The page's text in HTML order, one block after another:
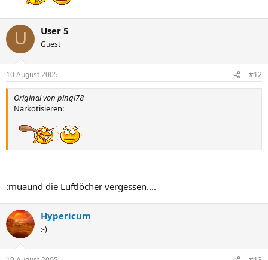
U User 5
Guest
10 August 2005 #12
Original von pingi78
Narkotisieren:
:muaund die Luftlöcher vergessen....
Hypericum
:-)